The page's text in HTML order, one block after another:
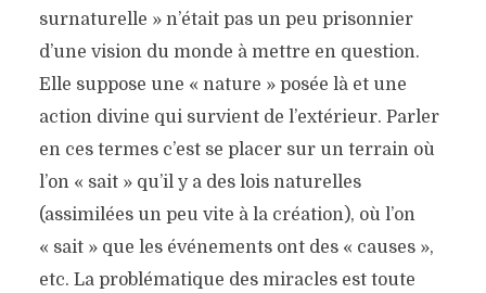
surnaturelle » n’était pas un peu prisonnier
d’une vision du monde à mettre en question.
Elle suppose une « nature » posée là et une
action divine qui survient de l’extérieur. Parler
en ces termes c’est se placer sur un terrain où
l’on « sait » qu’il y a des lois naturelles
(assimilées un peu vite à la création), où l’on
« sait » que les événements ont des « causes »,
etc. La problématique des miracles est toute